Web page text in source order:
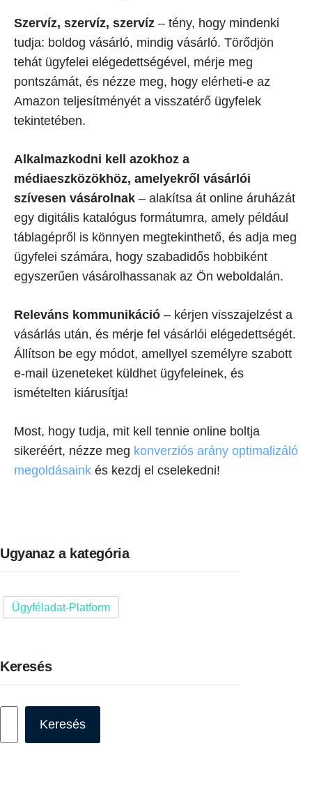
Szervíz, szervíz, szervíz – tény, hogy mindenki
tudja: boldog vásárló, mindig vásárló. Törődjön
tehát ügyfelei elégedettségével, mérje meg
pontszámát, és nézze meg, hogy elérheti-e az
Amazon teljesítményét a visszatérő ügyfelek
tekintetében.
Alkalmazkodni kell azokhoz a
médiaeszközökhöz, amelyekről vásárlói
szívesen vásárolnak – alakítsa át online áruházát
egy digitális katalógus formátumra, amely például
táblagépről is könnyen megtekinthető, és adja meg
ügyfelei számára, hogy szabadidős hobbiként
egyszerűen vásárolhassanak az Ön weboldalán.
Releváns kommunikáció – kérjen visszajelzést a
vásárlás után, és mérje fel vásárlói elégedettségét.
Állítson be egy módot, amellyel személyre szabott
e-mail üzeneteket küldhet ügyfeleinek, és
ismételten kiárusítja!
Most, hogy tudja, mit kell tennie online boltja
sikeréért, nézze meg konverziós arány optimalizáló
megoldásaink és kezdj el cselekedni!
Ugyanaz a kategória
Ügyféladat-Platform
Keresés
Keresés